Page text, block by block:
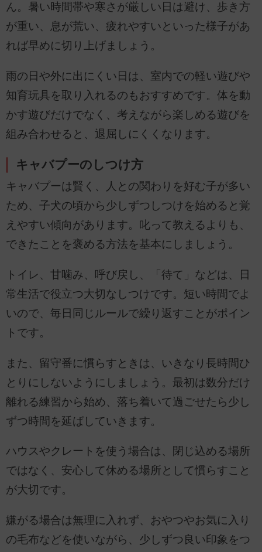
ん。暑い時間帯や寒さが厳しい日は避け、歩き方
が重い、息が荒い、疲れやすいといった様子があ
れば早めに切り上げましょう。
雨の日や外に出にくい日は、室内での軽い遊びや
知育玩具を取り入れるのもおすすめです。体を動
かす遊びだけでなく、考えながら楽しめる遊びを
組み合わせると、退屈しにくくなります。
キャバプーのしつけ方
キャバプーは賢く、人との関わりを好む子が多い
ため、子犬の頃から少しずつしつけを始めると覚
えやすい傾向があります。叱って教えるよりも、
できたことを褒める方法を基本にしましょう。
トイレ、甘噛み、呼び戻し、「待て」などは、日
常生活で役立つ大切なしつけです。短い時間でよ
いので、毎日同じルールで繰り返すことがポイン
トです。
また、留守番に慣らすときは、いきなり長時間ひ
とりにしないようにしましょう。最初は数分だけ
離れる練習から始め、落ち着いて過ごせたら少し
ずつ時間を延ばしていきます。
ハウスやクレートを使う場合は、閉じ込める場所
ではなく、安心して休める場所として慣らすこと
が大切です。
嫌がる場合は無理に入れず、おやつやお気に入り
の毛布などを使いながら、少しずつ良い印象をつ